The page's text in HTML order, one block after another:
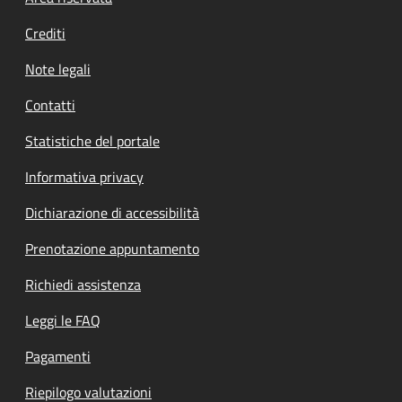
Crediti
Note legali
Contatti
Statistiche del portale
Informativa privacy
Dichiarazione di accessibilità
Prenotazione appuntamento
Richiedi assistenza
Leggi le FAQ
Pagamenti
Riepilogo valutazioni